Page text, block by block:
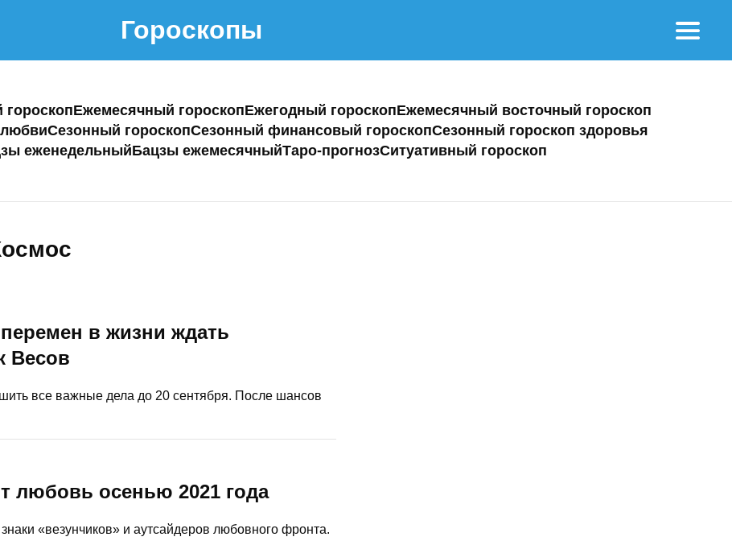
Гороскопы
Ежемесячный гороскопЕжегодный гороскопЕжемесячный восточный гороскоп
Сезонный гороскопСезонный финансовый гороскопСезонный гороскоп здоровья
еженедельныйБацзы ежемесячныйТаро-прогнозСитуативный гороскоп
в жизни ждать
Весов
все важные дела до 20 сентября. После шансов
любовь осенью 2021 года
«везунчиков» и аутсайдеров любовного фронта.